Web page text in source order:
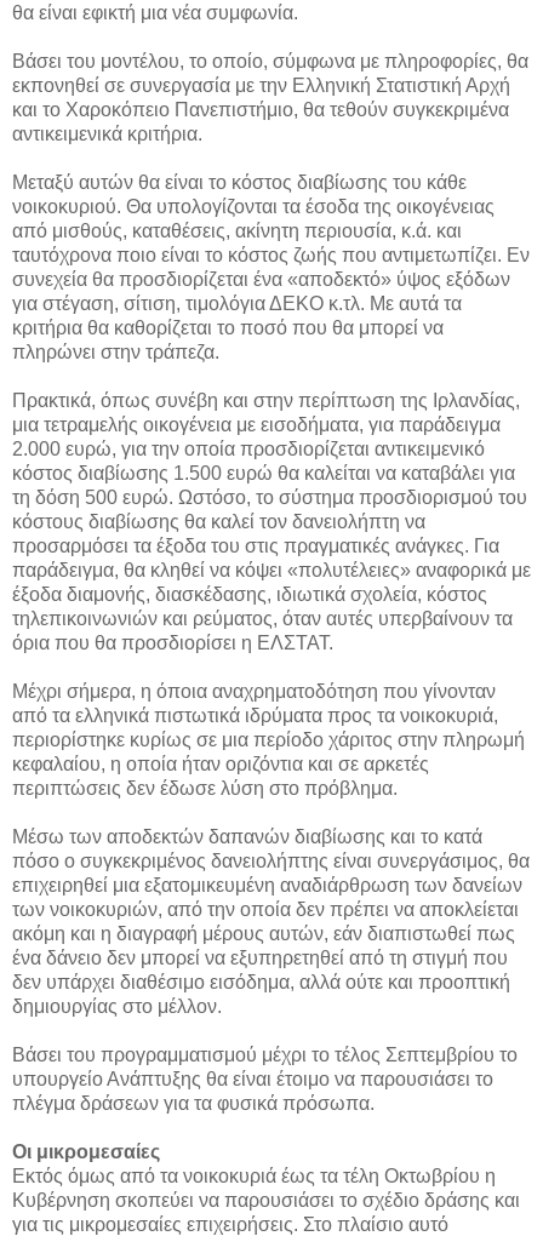
θα είναι εφικτή μια νέα συμφωνία.
Βάσει του μοντέλου, το οποίο, σύμφωνα με πληροφορίες, θα
εκπονηθεί σε συνεργασία με την Ελληνική Στατιστική Αρχή
και το Χαροκόπειο Πανεπιστήμιο, θα τεθούν συγκεκριμένα
αντικειμενικά κριτήρια.
Μεταξύ αυτών θα είναι το κόστος διαβίωσης του κάθε
νοικοκυριού. Θα υπολογίζονται τα έσοδα της οικογένειας
από μισθούς, καταθέσεις, ακίνητη περιουσία, κ.ά. και
ταυτόχρονα ποιο είναι το κόστος ζωής που αντιμετωπίζει. Εν
συνεχεία θα προσδιορίζεται ένα «αποδεκτό» ύψος εξόδων
για στέγαση, σίτιση, τιμολόγια ΔΕΚΟ κ.τλ. Με αυτά τα
κριτήρια θα καθορίζεται το ποσό που θα μπορεί να
πληρώνει στην τράπεζα.
Πρακτικά, όπως συνέβη και στην περίπτωση της Ιρλανδίας,
μια τετραμελής οικογένεια με εισοδήματα, για παράδειγμα
2.000 ευρώ, για την οποία προσδιορίζεται αντικειμενικό
κόστος διαβίωσης 1.500 ευρώ θα καλείται να καταβάλει για
τη δόση 500 ευρώ. Ωστόσο, το σύστημα προσδιορισμού του
κόστους διαβίωσης θα καλεί τον δανειολήπτη να
προσαρμόσει τα έξοδα του στις πραγματικές ανάγκες. Για
παράδειγμα, θα κληθεί να κόψει «πολυτέλειες» αναφορικά με
έξοδα διαμονής, διασκέδασης, ιδιωτικά σχολεία, κόστος
τηλεπικοινωνιών και ρεύματος, όταν αυτές υπερβαίνουν τα
όρια που θα προσδιορίσει η ΕΛΣΤΑΤ.
Μέχρι σήμερα, η όποια αναχρηματοδότηση που γίνονταν
από τα ελληνικά πιστωτικά ιδρύματα προς τα νοικοκυριά,
περιορίστηκε κυρίως σε μια περίοδο χάριτος στην πληρωμή
κεφαλαίου, η οποία ήταν οριζόντια και σε αρκετές
περιπτώσεις δεν έδωσε λύση στο πρόβλημα.
Μέσω των αποδεκτών δαπανών διαβίωσης και το κατά
πόσο ο συγκεκριμένος δανειολήπτης είναι συνεργάσιμος, θα
επιχειρηθεί μια εξατομικευμένη αναδιάρθρωση των δανείων
των νοικοκυριών, από την οποία δεν πρέπει να αποκλείεται
ακόμη και η διαγραφή μέρους αυτών, εάν διαπιστωθεί πως
ένα δάνειο δεν μπορεί να εξυπηρετηθεί από τη στιγμή που
δεν υπάρχει διαθέσιμο εισόδημα, αλλά ούτε και προοπτική
δημιουργίας στο μέλλον.
Βάσει του προγραμματισμού μέχρι το τέλος Σεπτεμβρίου το
υπουργείο Ανάπτυξης θα είναι έτοιμο να παρουσιάσει το
πλέγμα δράσεων για τα φυσικά πρόσωπα.
Οι μικρομεσαίες
Εκτός όμως από τα νοικοκυριά έως τα τέλη Οκτωβρίου η
Κυβέρνηση σκοπεύει να παρουσιάσει το σχέδιο δράσης και
για τις μικρομεσαίες επιχειρήσεις. Στο πλαίσιο αυτό